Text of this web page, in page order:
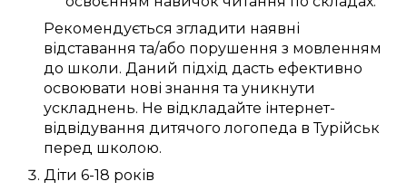
Рекомендується згладити наявні
відставання та/або порушення з мовленням
до школи. Даний підхід дасть ефективно
освоювати нові знання та уникнути
ускладнень. Не відкладайте інтернет-
відвідування дитячого логопеда в Турійськ
перед школою.
Діти 6-18 років